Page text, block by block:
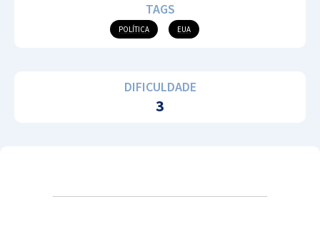
TAGS
POLÍTICA EUA
DIFICULDADE
3